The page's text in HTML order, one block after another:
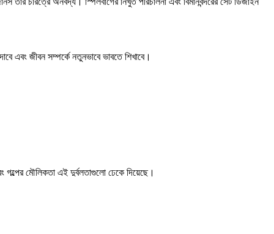
এবং জীবন সম্পর্কে নতুনভাবে ভাবতে শিখাবে।
মৌলিকতা এই দুর্বলতাগুলো ঢেকে দিয়েছে।